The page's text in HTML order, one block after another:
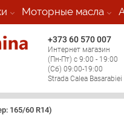
Моторные масла
+373 60 570 007
Интернет магазин
(Пн-Пт) с 9:00 - 19:00
(Сб) 09:00-19:00
Strada Calea Basarabiei
165/60 R14)